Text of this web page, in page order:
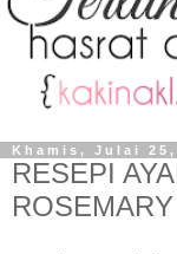
Khamis, Julai 25,
RESEPI